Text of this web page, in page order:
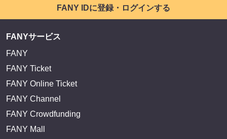
FANY IDに登録・ログインする
FANYサービス
FANY
FANY Ticket
FANY Online Ticket
FANY Channel
FANY Crowdfunding
FANY Mall